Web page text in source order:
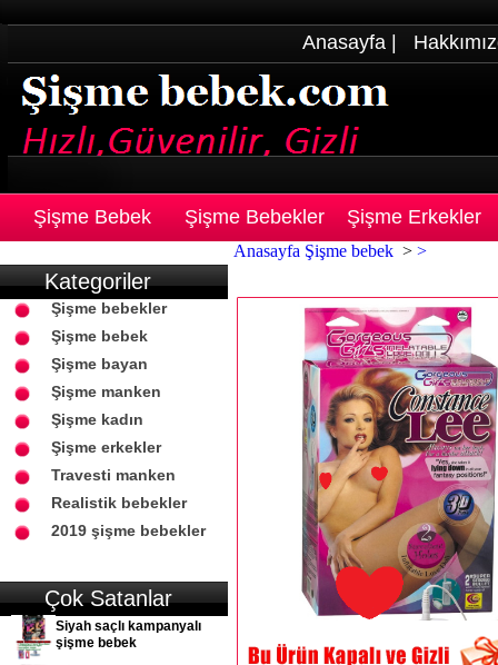
Anasayfa
Şişme Bebek Şişme Bebekler Şişme Erkekler
Kategoriler
Şişme bebekler
Şişme bebek
Şişme bayan
Şişme manken
Şişme kadın
Şişme erkekler
Travesti manken
Realistik bebekler
2019 şişme bebekler
Çok Satanlar
Siyah saçlı kampanyalı
şişme bebek
Anasayfa Şişme bebek > >